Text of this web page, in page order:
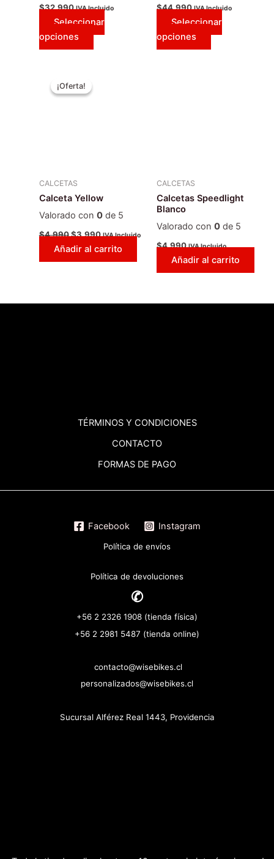
$32.990 IVA Incluido
Seleccionar
opciones
la
página
de
producto
$44.990 IVA Incluido
Seleccionar
opciones
la
página
de
producto
¡Oferta!
¡Oferta!
CALCETAS
Calceta Yellow
Valorado con 0de 5
$4.990
precio
original
$3.990 IVA Incluido
Añadir al carrito
CALCETAS
Calcetas Speedlight
Blanco
Valorado con 0de 5
$4.990 IVA Incluido
Añadir al carrito
TÉRMINOS Y CONDICIONES
CONTACTO
FORMAS DE PAGO
Facebook Instagram
Política de envíos
Política de devoluciones
✆
+56 2 2326 1908 (tienda física)
+56 2 2981 5487 (tienda online)
contacto@wisebikes.cl
personalizados@wisebikes.cl
Sucursal Alférez Real 1443, Providencia